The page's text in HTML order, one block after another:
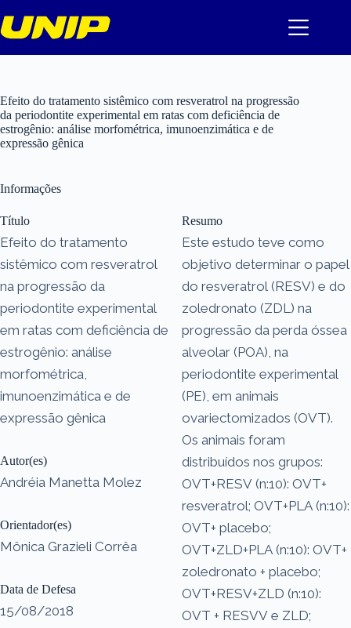
para
o
Efeito do tratamento sistêmico com resveratrol na progressão
da periodontite experimental em ratas com deficiência de
estrogênio: análise morfométrica, imunoenzimática e de
expressão gênica
Informações
Título
Efeito do tratamento
sistêmico com resveratrol
na progressão da
periodontite experimental
em ratas com deficiência de
estrogênio: análise
morfométrica,
imunoenzimática e de
expressão gênica
Autor(es)
Andréia Manetta Molez
Orientador(es)
Mônica Grazieli Corrêa
Data de Defesa
15/08/2018
Resumo
Este estudo teve como
objetivo determinar o papel
do resveratrol (RESV) e do
zoledronato (ZDL) na
progressão da perda óssea
alveolar (POA), na
periodontite experimental
(PE), em animais
ovariectomizados (OVT).
Os animais foram
distribuídos nos grupos:
OVT+RESV (n:10): OVT+
resveratrol; OVT+PLA (n:10):
OVT+ placebo;
OVT+ZLD+PLA (n:10): OVT+
zoledronato + placebo;
OVT+RESV+ZLD (n:10):
OVT + RESVV e ZLD;